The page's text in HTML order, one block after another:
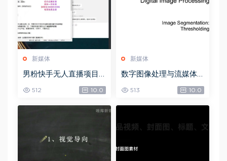
新媒体
男粉快手无人直播项目
M)
512 10.0
新媒体
数字图像处理与流媒体
M)
513 10.0